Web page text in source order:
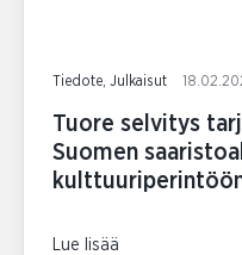
Tiedote, Julkaisut
Tuore selvitys
Suomen
Lue lisää